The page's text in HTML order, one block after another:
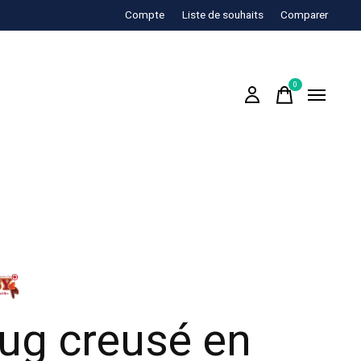
Compte Liste de souhaits Comparer
0items
creusé en